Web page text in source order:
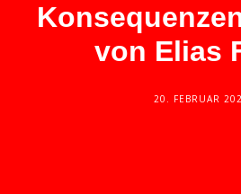
von Elias
20. FEBRUAR